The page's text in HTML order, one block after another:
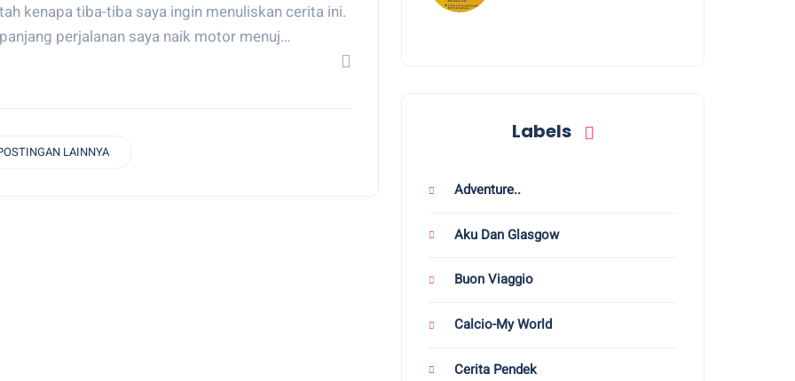
kenapa tiba-tiba saya ingin menuliskan cerita ini.
perjalanan saya naik motor menuj…
LAINNYA
Labels
Adventure..
Aku Dan Glasgow
Buon Viaggio
Calcio-My World
Cerita Pendek